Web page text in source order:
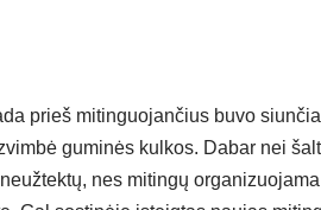
prieš mitinguojančius buvo
guminės kulkos. Dabar nei
nes mitingų